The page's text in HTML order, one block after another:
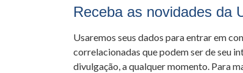
Receba as novidades da
Usaremos seus dados para entrar em
correlacionadas que podem ser de seu
divulgação, a qualquer momento. Para